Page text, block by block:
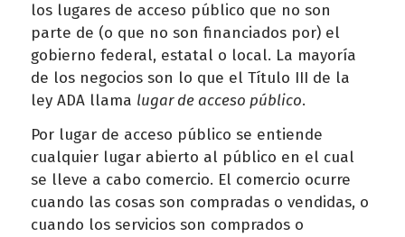
los lugares de acceso público que no son
parte de (o que no son financiados por) el
gobierno federal, estatal o local. La mayoría
de los negocios son lo que el Título III de la
ley ADA llama lugar de acceso público.
Por lugar de acceso público se entiende
cualquier lugar abierto al público en el cual
se lleve a cabo comercio. El comercio ocurre
cuando las cosas son compradas o vendidas, o
cuando los servicios son comprados o